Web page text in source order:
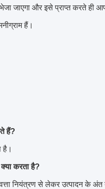
जाएगा और इसे प्राप्त करते ही
हैं।
हैं?
है।
करता है?
नियंत्रण से लेकर उत्पादन के